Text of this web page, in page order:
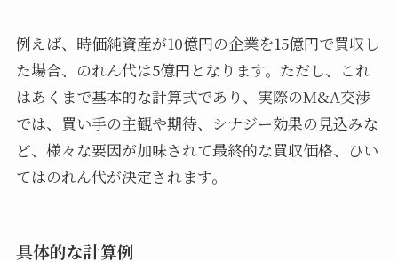
例えば、時価純資産が10億円の企業を15億円で買収し
た場合、のれん代は5億円となります。ただし、これ
はあくまで基本的な計算式であり、実際のM&A交渉
では、買い手の主観や期待、シナジー効果の見込みな
ど、様々な要因が加味されて最終的な買収価格、ひい
てはのれん代が決定されます。
具体的な計算例